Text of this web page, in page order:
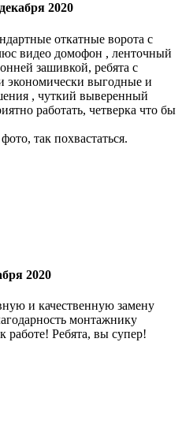
2020
откатные ворота с
видео домофон , ленточный
зашивкой, ребята с
экономически выгодные и
, чуткий выверенный
работать, четверка что бы
так похвастаться.
2020
и качественную замену
монтажнику
работе! Ребята, вы супер!